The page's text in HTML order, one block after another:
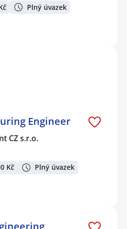
Plný úvazek
Engineer
CZ s.r.o.
Kč Plný úvazek